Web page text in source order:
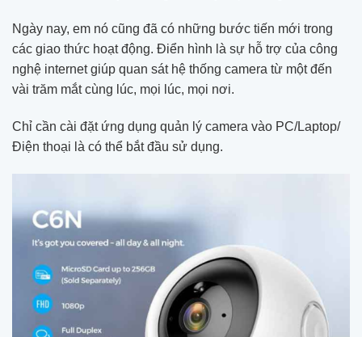
Ngày nay, em nó cũng đã có những bước tiến mới trong
các giao thức hoạt động. Điển hình là sự hỗ trợ của công
nghệ internet giúp quan sát hệ thống camera từ một đến
vài trăm mắt cùng lúc, mọi lúc, mọi nơi.
Chỉ cần cài đặt ứng dụng quản lý camera vào PC/Laptop/
Điện thoại là có thể bắt đầu sử dụng.